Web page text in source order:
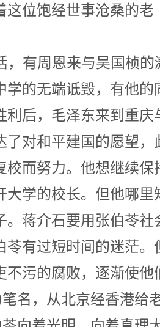
这位饱经世事沧桑的老
来与吴国桢的
的无端诋毁，有他的
利后，毛泽东来到重庆
了对和平建国的愿望，
校而努力。他想继续保
大学的校长。但他哪里
。蒋介石要用张伯苓社
苓有过短时间的迷茫。
污的腐败，逐渐使他
名，从北京经香港给